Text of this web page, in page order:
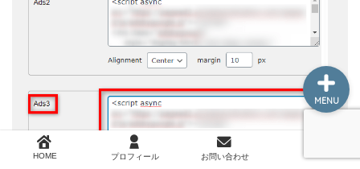
HOME プロフィール お問い合わせ
MENU
副業